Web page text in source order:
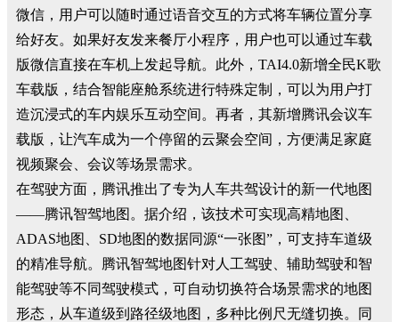
微信，用户可以随时通过语音交互的方式将车辆位置分享
给好友。如果好友发来餐厅小程序，用户也可以通过车载
版微信直接在车机上发起导航。此外，TAI4.0新增全民K歌
车载版，结合智能座舱系统进行特殊定制，可以为用户打
造沉浸式的车内娱乐互动空间。再者，其新增腾讯会议车
载版，让汽车成为一个停留的云聚会空间，方便满足家庭
视频聚会、会议等场景需求。
在驾驶方面，腾讯推出了专为人车共驾设计的新一代地图
——腾讯智驾地图。据介绍，该技术可实现高精地图、
ADAS地图、SD地图的数据同源“一张图”，可支持车道级
的精准导航。腾讯智驾地图针对人工驾驶、辅助驾驶和智
能驾驶等不同驾驶模式，可自动切换符合场景需求的地图
形态，从车道级到路径级地图，多种比例尺无缝切换。同